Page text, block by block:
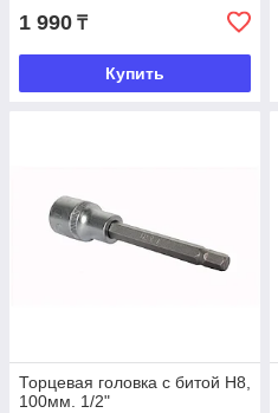
1 990 ₸
Купить
Торцевая головка с битой Н8,
100мм. 1/2"